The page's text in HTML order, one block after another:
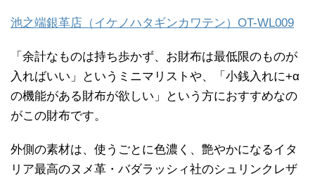
池之端銀革店（イケノハタギンカワテン）OT-WL009
「余計なものは持ち歩かず、お財布は最低限のものが
入ればいい」というミニマリストや、「小銭入れに+α
の機能がある財布が欲しい」という方におすすめなの
がこの財布です。
外側の素材は、使うごとに色濃く、艶やかになるイタ
リア最高のヌメ革・バダラッシィ社のシュリンクレザ